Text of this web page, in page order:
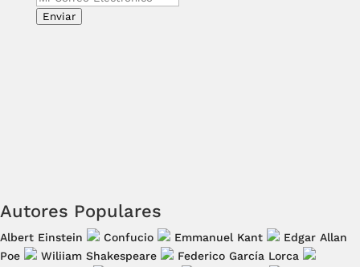
Enviar
Autores Populares
Albert Einstein Confucio Emmanuel Kant
Edgar Allan
Poe
Wiliiam Shakespeare
Federico García Lorca